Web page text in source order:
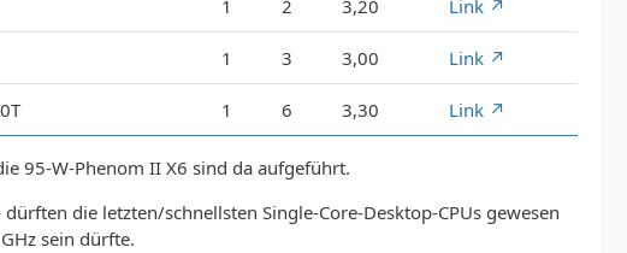
1 2 3,20 Link
1 3 3,00 Link
1 6 3,30 Link
95-W-Phenom II X6 sind da aufgeführt.
die letzten/schnellsten Single-Core-Desktop-CPUs gewesen
sein dürfte.